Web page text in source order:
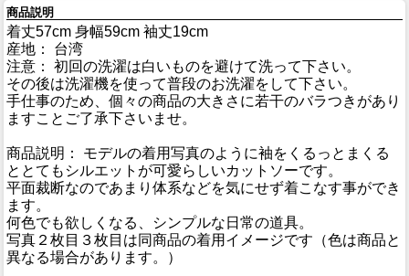
商品説明
着丈57cm 身幅59cm 袖丈19cm
産地： 台湾
注意： 初回の洗濯は白いものを避けて洗って下さい。
その後は洗濯機を使って普段のお洗濯をして下さい。
手仕事のため、個々の商品の大きさに若干のバラつきがあり
ますことご了承下さいませ。
商品説明： モデルの着用写真のように袖をくるっとまくる
ととてもシルエットが可愛らしいカットソーです。
平面裁断なのであまり体系などを気にせず着こなす事ができ
ます。
何色でも欲しくなる、シンプルな日常の道具。
写真２枚目３枚目は同商品の着用イメージです（色は商品と
異なる場合があります。）